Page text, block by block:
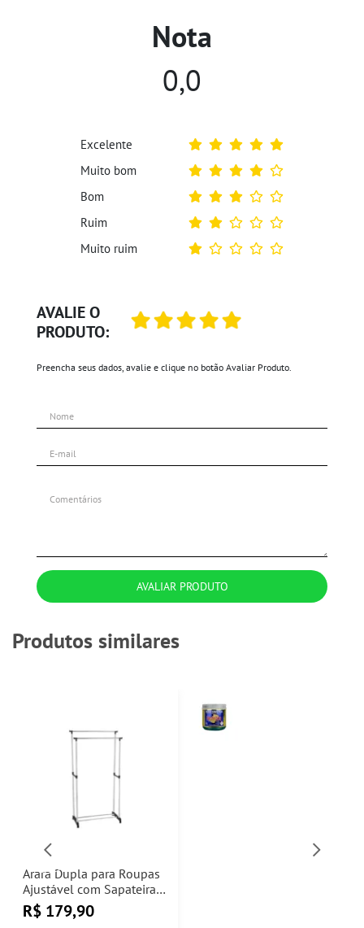
AVALIE O
PRODUTO:
Preencha seus dados, avalie e clique no botão Avaliar Produto.
AVALIAR PRODUTO
Nota
0,0
Excelente
Muito bom
Bom
Ruim
Muito ruim
Produtos similares
Arara Dupla para Roupas
Ajustável com Sapateira
Casa Ok
R$ 179,90